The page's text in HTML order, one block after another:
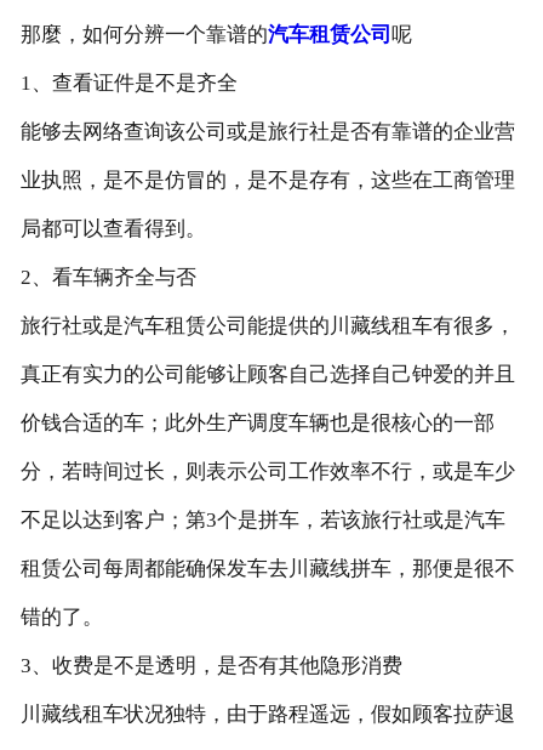
那麼，如何分辨一个靠谱的汽车租赁公司 呢
1、查看证件是不是齐全
能够去网络查询该公司或是旅行社是否有靠谱的企业营
业执照，是不是仿冒的，是不是存有，这些在工商管理
局都可以查看得到。
2、看车辆齐全与否
旅行社或是汽车租赁公司能提供的川藏线租车有很多，
真正有实力的公司能够让顾客自己选择自己钟爱的并且
价钱合适的车；此外生产调度车辆也是很核心的一部
分，若時间过长，则表示公司工作效率不行，或是车少
不足以达到客户；第3个是拼车，若该旅行社或是汽车
租赁公司每周都能确保发车去川藏线拼车，那便是很不
错的了。
3、收费是不是透明，是否有其他隐形消费
川藏线租车状况独特，由于路程遥远，假如顾客拉萨退